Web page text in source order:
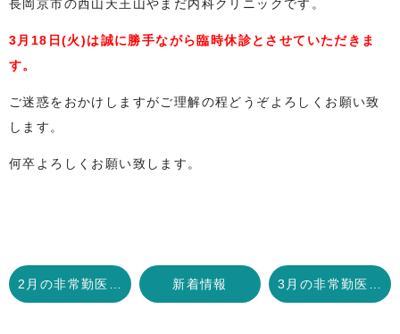
長岡京市の西山天王山やまだ内科クリニックです。
3月18日(火)は誠に勝手ながら臨時休診とさせていただきま
す。
ご迷惑をおかけしますがご理解の程どうぞよろしくお願い致
します。
何卒よろしくお願い致します。
新着情報